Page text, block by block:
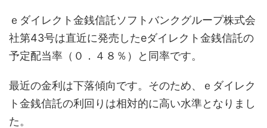
ｅダイレクト金銭信託ソフトバンクグループ株式会
社第43号は直近に発売したeダイレクト金銭信託の
予定配当率（０．４８％）と同率です。
最近の金利は下落傾向です。そのため、ｅダイレク
ト金銭信託の利回りは相対的に高い水準となりまし
た。